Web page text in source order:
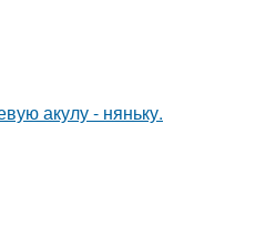
акулу - няньку.